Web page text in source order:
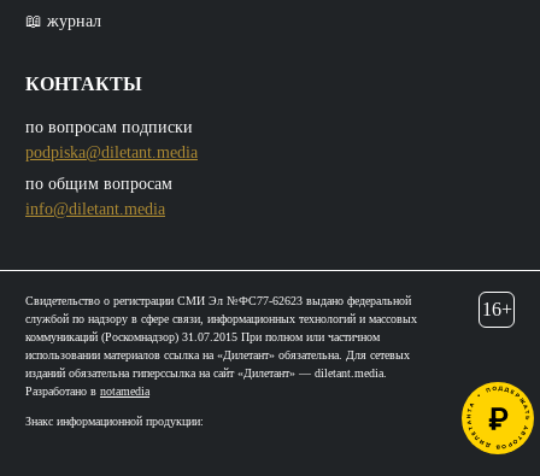
📖 журнал
КОНТАКТЫ
по вопросам подписки
podpiska@diletant.media
по общим вопросам
info@diletant.media
Свидетельство о регистрации СМИ Эл №ФС77-62623 выдано федеральной
службой по надзору в сфере связи, информационных технологий и массовых
коммуникаций (Роскомнадзор) 31.07.2015 При полном или частичном
использовании материалов ссылка на «Дилетант» обязательна. Для сетевых
изданий обязательна гиперссылка на сайт «Дилетант» — diletant.media.
Разработано в notamedia
Знакс информационной продукции:
16+